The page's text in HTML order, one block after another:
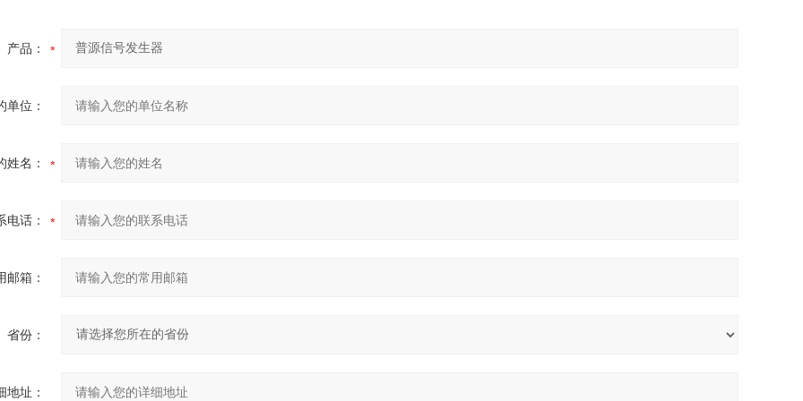
产品：
单位：
姓名：
电话：
邮箱：
省份：
地址：